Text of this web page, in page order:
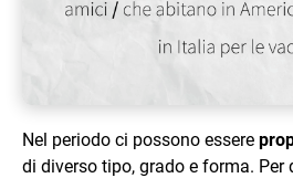
Nel periodo ci possono essere
di diverso tipo, grado e forma. Per